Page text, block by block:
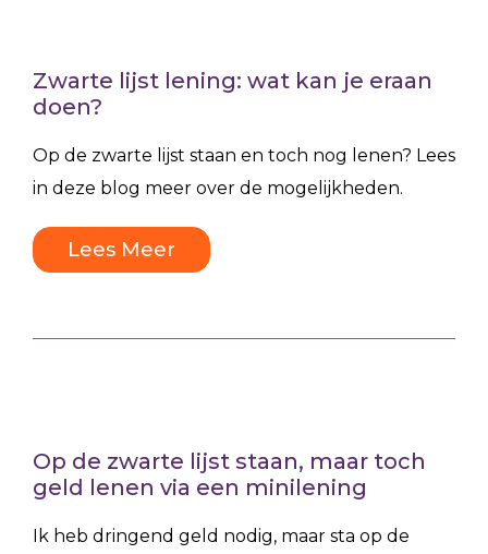
Zwarte lijst lening: wat kan je eraan
doen?
Op de zwarte lijst staan en toch nog lenen? Lees
in deze blog meer over de mogelijkheden.
Lees Meer
Op de zwarte lijst staan, maar toch
geld lenen via een minilening
Ik heb dringend geld nodig, maar sta op de